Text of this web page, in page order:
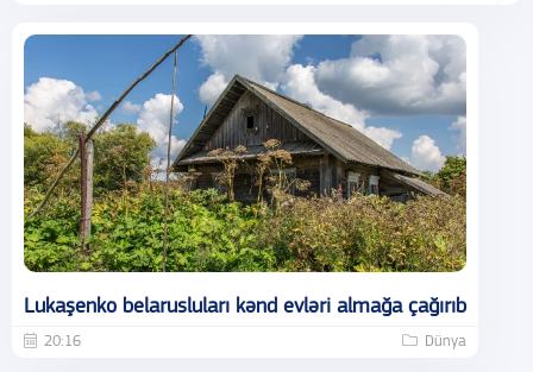
Lukaşenko belarusluları kənd evləri almağa çağırıb
20:16 Dünya